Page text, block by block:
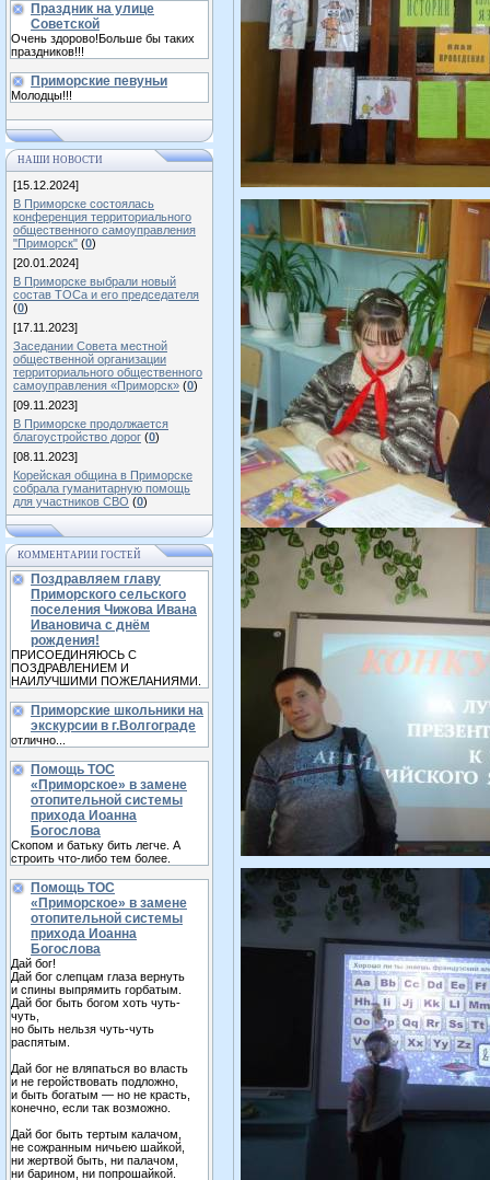
Праздник на улице
Советской
Очень здорово!Больше бы таких
праздников!!!
Приморские певуньи
Молодцы!!!
НАШИ НОВОСТИ
[15.12.2024]
В Приморске состоялась
конференция территориального
общественного самоуправления
"Приморск" (0)
[20.01.2024]
В Приморске выбрали новый
состав ТОСа и его председателя
(0)
[17.11.2023]
Заседании Совета местной
общественной организации
территориального общественного
самоуправления «Приморск» (0)
[09.11.2023]
В Приморске продолжается
благоустройство дорог (0)
[08.11.2023]
Корейская община в Приморске
собрала гуманитарную помощь
для участников СВО (0)
КОММЕНТАРИИ ГОСТЕЙ
Поздравляем главу
Приморского сельского
поселения Чижова Ивана
Ивановича с днём
рождения!
ПРИСОЕДИНЯЮСЬ С
ПОЗДРАВЛЕНИЕМ И
НАИЛУЧШИМИ ПОЖЕЛАНИЯМИ.
Приморские школьники на
экскурсии в г.Волгограде
отлично...
Помощь ТОС
«Приморское» в замене
отопительной системы
прихода Иоанна
Богослова
Скопом и батьку бить легче. А
строить что-либо тем более.
Помощь ТОС
«Приморское» в замене
отопительной системы
прихода Иоанна
Богослова
Дай бог!
Дай бог слепцам глаза вернуть
и спины выпрямить горбатым.
Дай бог быть богом хоть чуть-
чуть,
но быть нельзя чуть-чуть
распятым.
Дай бог не вляпаться во власть
и не геройствовать подложно,
и быть богатым — но не красть,
конечно, если так возможно.
Дай бог быть тертым калачом,
не сожранным ничьею шайкой,
ни жертвой быть, ни палачом,
ни барином, ни попрошайкой.